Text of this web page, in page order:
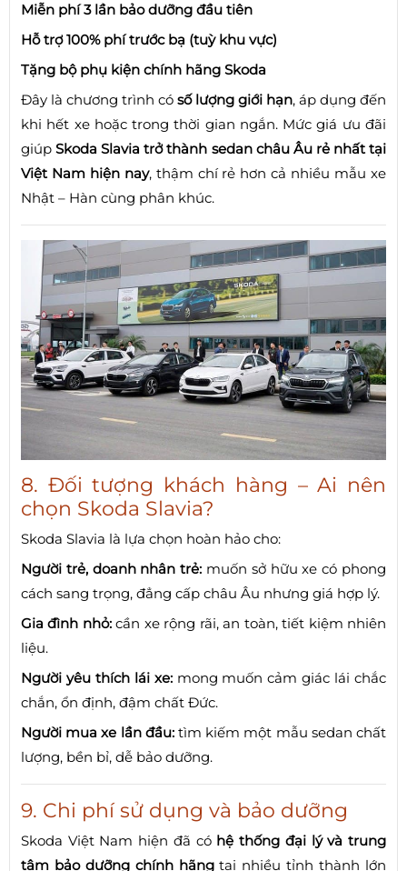
Miễn phí 3 lần bảo dưỡng đầu tiên
Hỗ trợ 100% phí trước bạ (tuỳ khu vực)
Tặng bộ phụ kiện chính hãng Skoda
Đây là chương trình có số lượng giới hạn, áp dụng đến
khi hết xe hoặc trong thời gian ngắn. Mức giá ưu đãi
giúpSkoda Slavia trở thành sedan châu Âu rẻ nhất tại
Việt Nam hiện nay, thậm chí rẻ hơn cả nhiều mẫu xe
Nhật – Hàn cùng phân khúc.
8. Đối tượng khách hàng – Ai nên
chọn Skoda Slavia?
Skoda Slavia là lựa chọn hoàn hảo cho:
Người trẻ, doanh nhân trẻ: muốn sở hữu xe có phong
cách sang trọng, đẳng cấp châu Âu nhưng giá hợp lý.
Gia đình nhỏ:cần xe rộng rãi, an toàn, tiết kiệm nhiên
liệu.
Người yêu thích lái xe:mong muốn cảm giác lái chắc
chắn, ổn định, đậm chất Đức.
Người mua xe lần đầu:tìm kiếm một mẫu sedan chất
lượng, bền bỉ, dễ bảo dưỡng.
9. Chi phí sử dụng và bảo dưỡng
Skoda Việt Nam hiện đã có hệ thống đại lý và trung
tâm bảo dưỡng chính hãngtại nhiều tỉnh thành lớn